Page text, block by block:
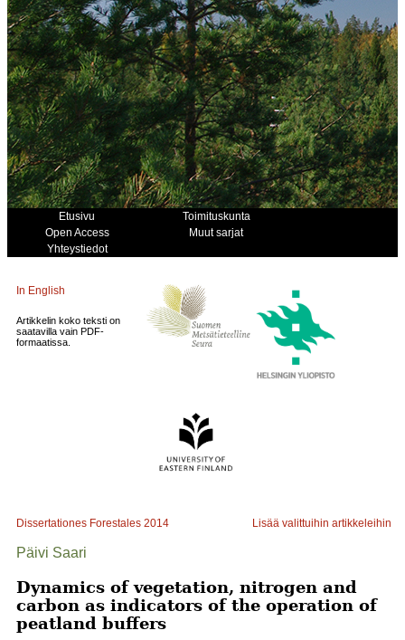
Etusivu
Toimituskunta
Open Access
Muut sarjat
Yhteystiedot
In English
Artikkelin koko teksti on
saatavilla vain PDF-
formaatissa.
Dissertationes Forestales 2014 Lisää valittuihin artikkeleihin
Päivi Saari
Dynamics of vegetation, nitrogen and
carbon as indicators of the operation of
peatland buffers